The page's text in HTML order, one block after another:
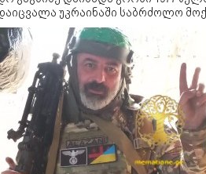
უკრაინაში საბრძოლო